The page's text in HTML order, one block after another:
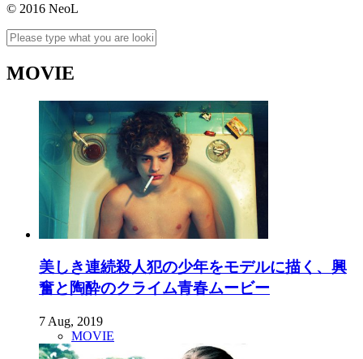
© 2016 NeoL
MOVIE
美しき連続殺人犯の少年をモデルに描く、興
奮と陶酔のクライム青春ムービー
7 Aug, 2019
MOVIE